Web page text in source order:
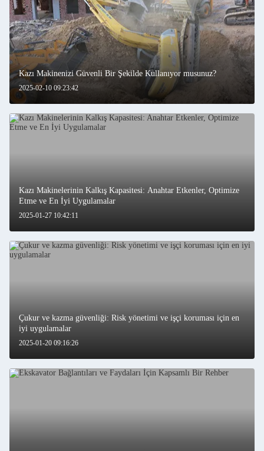
2025-02-10 09:23:42
Kazı Makinenizi Güvenli Bir Şekilde Kullanıyor musunuz?
2025-01-27 10:42:11
Kazı Makinelerinin Kalkış Kapasitesi: Anahtar Etkenler, Optimize
Etme ve En İyi Uygulamalar
2025-01-20 09:16:26
Çukur ve kazma güvenliği: Risk yönetimi ve işçi koruması için en
iyi uygulamalar